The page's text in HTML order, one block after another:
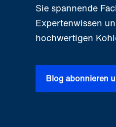
Sie spannende
Expertenwissen
hochwertigen
Blog abonnieren